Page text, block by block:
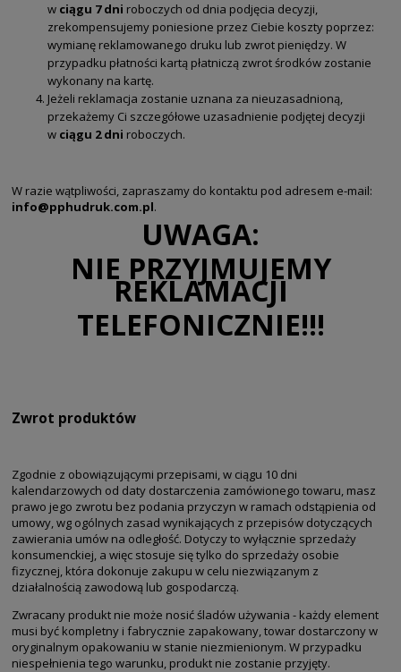
w ciągu 7 dni roboczych od dnia podjęcia decyzji,
zrekompensujemy poniesione przez Ciebie koszty poprzez:
wymianę reklamowanego druku lub zwrot pieniędzy. W
przypadku płatności kartą płatniczą zwrot środków zostanie
wykonany na kartę.
Jeżeli reklamacja zostanie uznana za nieuzasadnioną,
przekażemy Ci szczegółowe uzasadnienie podjętej decyzji
w ciągu 2 dni roboczych.
W razie wątpliwości, zapraszamy do kontaktu pod adresem e-mail:
info@pphudruk.com.pl.
UWAGA:
NIE PRZYJMUJEMY
REKLAMACJI
TELEFONICZNIE!!!
Zwrot produktów
Zgodnie z obowiązującymi przepisami, w ciągu 10 dni
kalendarzowych od daty dostarczenia zamówionego towaru, masz
prawo jego zwrotu bez podania przyczyn w ramach odstąpienia od
umowy, wg ogólnych zasad wynikających z przepisów dotyczących
zawierania umów na odległość. Dotyczy to wyłącznie sprzedaży
konsumenckiej, a więc stosuje się tylko do sprzedaży osobie
fizycznej, która dokonuje zakupu w celu niezwiązanym z
działalnością zawodową lub gospodarczą.
Zwracany produkt nie może nosić śladów używania - każdy element
musi być kompletny i fabrycznie zapakowany, towar dostarczony w
oryginalnym opakowaniu w stanie niezmienionym. W przypadku
niespełnienia tego warunku, produkt nie zostanie przyjęty.